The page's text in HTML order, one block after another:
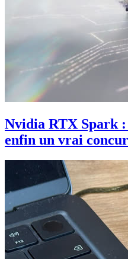
Nvidia RTX Spark
enfin un vrai